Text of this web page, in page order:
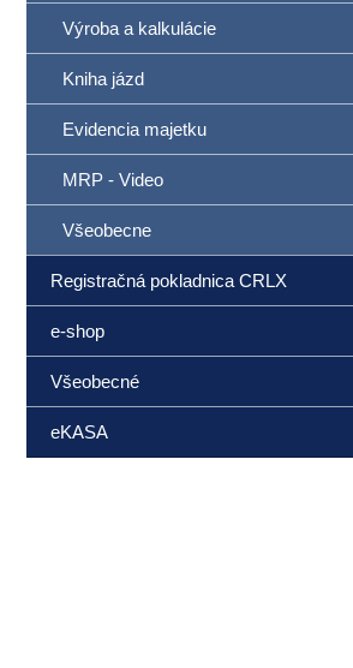
Výroba a kalkulácie
Kniha jázd
Evidencia majetku
MRP - Video
Všeobecne
Registračná pokladnica CRLX
e-shop
Všeobecné
eKASA